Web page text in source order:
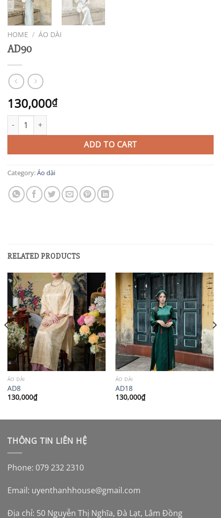
HOME / ÁO DÀI
AD90
130,000₫
AD90 quantity
ADD TO CART
Category:Áo dài
RELATED PRODUCTS
ÁO DÀI
AD8
130,000₫
ÁO DÀI
AD18
130,000₫
THÔNG TIN LIÊN HỆ
Phone: 079 232 2310
Email: uyenthanhhouse@gmail.com
Địa chỉ: 50 Nguyễn Thị Nghĩa, Đà Lạt, Lâm Đồng